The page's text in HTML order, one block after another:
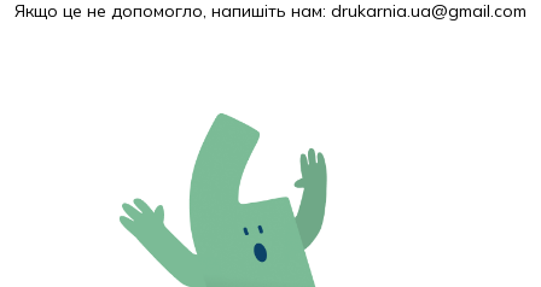
Якщо це не допомогло, напишіть нам: drukarnia.ua@gmail.com